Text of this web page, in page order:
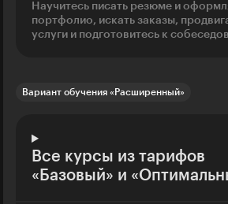
Научитесь писать резюме и
портфолио, искать заказы,
услуги и подготовитесь к
Вариант обучения «Расширенный»
Все курсы из тарифов
«Базовый» и